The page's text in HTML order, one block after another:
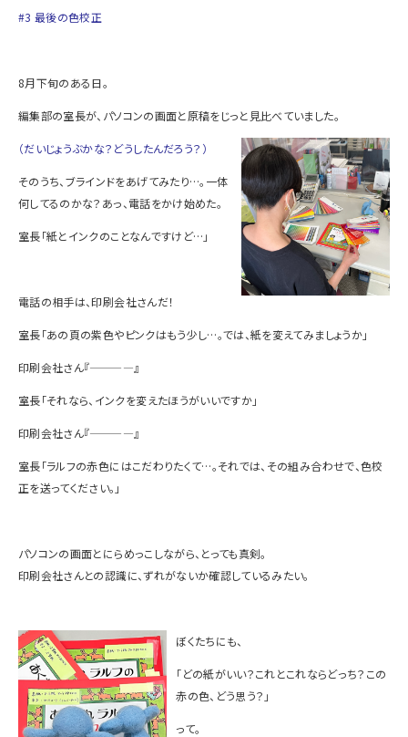
#3 最後の色校正
8月下旬のある日。
編集部の室長が、パソコンの画面と原稿をじっと見比べていました。
（だいじょうぶかな？どうしたんだろう？）
そのうち、ブラインドをあげてみたり…。一体
何してるのかな？あっ、電話をかけ始めた。
室長「紙とインクのことなんですけど…」
電話の相手は、印刷会社さんだ！
室長「あの頁の紫色やピンクはもう少し…。では、紙を変えてみましょうか」
印刷会社さん『————』
室長「それなら、インクを変えたほうがいいですか」
印刷会社さん『————』
室長「ラルフの赤色にはこだわりたくて…。それでは、その組み合わせで、色校
正を送ってください。」
パソコンの画面とにらめっこしながら、とっても真剣。
印刷会社さんとの認識に、ずれがないか確認しているみたい。
ぼくたちにも、
「どの紙がいい？これとこれならどっち？この
赤の色、どう思う？」
って。